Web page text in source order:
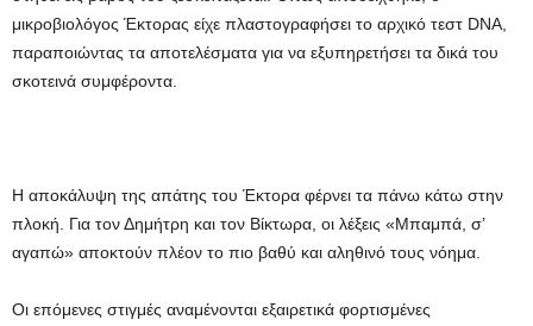
μικροβιολόγος Έκτορας είχε πλαστογραφήσει το αρχικό τεστ DNA,
παραποιώντας τα αποτελέσματα για να εξυπηρετήσει τα δικά του
σκοτεινά συμφέροντα.
Η αποκάλυψη της απάτης του Έκτορα φέρνει τα πάνω κάτω στην
πλοκή. Για τον Δημήτρη και τον Βίκτωρα, οι λέξεις «Μπαμπά, σ’
αγαπώ» αποκτούν πλέον το πιο βαθύ και αληθινό τους νόημα.
Οι επόμενες στιγμές αναμένονται εξαιρετικά φορτισμένες